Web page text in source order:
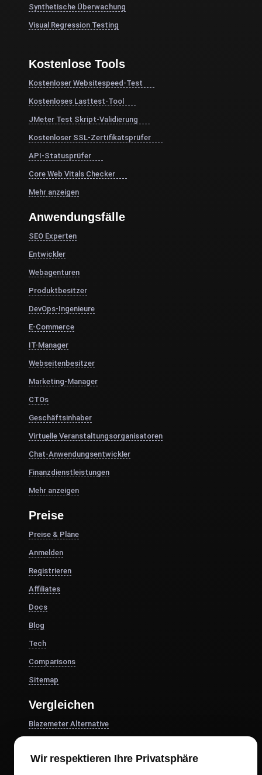
Synthetische Überwachung
Visual Regression Testing
Kostenlose Tools
Kostenloser Websitespeed-Test
Kostenloses Lasttest-Tool
JMeter Test Skript-Validierung
Kostenloser SSL-Zertifikatsprüfer
API-Statusprüfer
Core Web Vitals Checker
Mehr anzeigen
Anwendungsfälle
SEO Experten
Entwickler
Webagenturen
Produktbesitzer
DevOps-Ingenieure
E-Commerce
IT-Manager
Webseitenbesitzer
Marketing-Manager
CTOs
Geschäftsinhaber
Virtuelle Veranstaltungsorganisatoren
Chat-Anwendungsentwickler
Finanzdienstleistungen
Mehr anzeigen
Preise
Preise & Pläne
Anmelden
Registrieren
Affiliates
Docs
Blog
Tech
Comparisons
Sitemap
Vergleichen
Blazemeter Alternative
OctoPerf-Alternative
Wir respektieren Ihre Privatsphäre